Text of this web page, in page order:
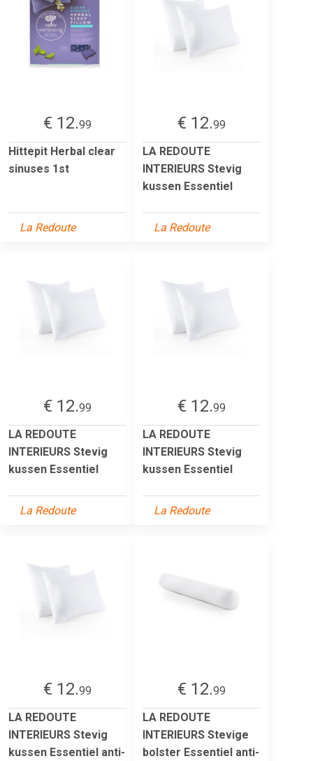
€ 12.99
Hittepit Herbal clear
sinuses 1st
La Redoute
€ 12.99
LA REDOUTE
INTERIEURS Stevig
kussen Essentiel
La Redoute
€ 12.99
LA REDOUTE
INTERIEURS Stevig
kussen Essentiel
La Redoute
€ 12.99
LA REDOUTE
INTERIEURS Stevig
kussen Essentiel
La Redoute
€ 12.99
LA REDOUTE
INTERIEURS Stevig
kussen Essentiel anti-
€ 12.99
LA REDOUTE
INTERIEURS Stevige
bolster Essentiel anti-